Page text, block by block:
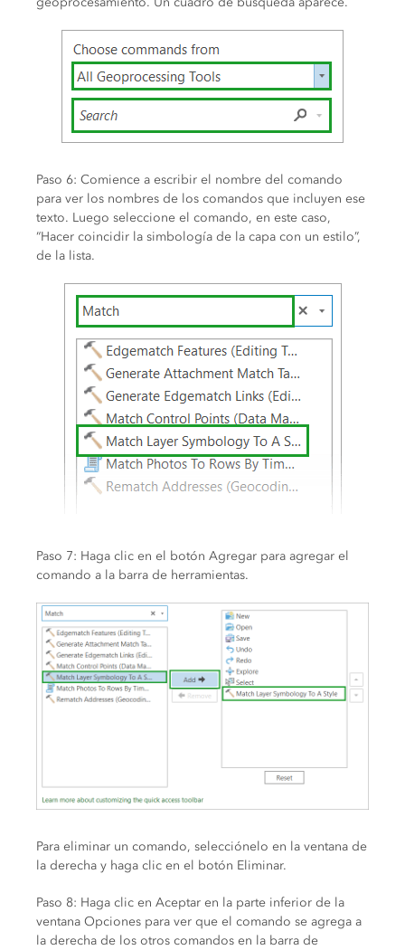
Paso 6: Comience a escribir el nombre del comando
para ver los nombres de los comandos que incluyen ese
texto. Luego seleccione el comando, en este caso,
“Hacer coincidir la simbología de la capa con un estilo”,
de la lista.
Paso 7: Haga clic en el botón Agregar para agregar el
comando a la barra de herramientas.
Para eliminar un comando, selecciónelo en la ventana de
la derecha y haga clic en el botón Eliminar.
Paso 8: Haga clic en Aceptar en la parte inferior de la
ventana Opciones para ver que el comando se agrega a
la derecha de los otros comandos en la barra de